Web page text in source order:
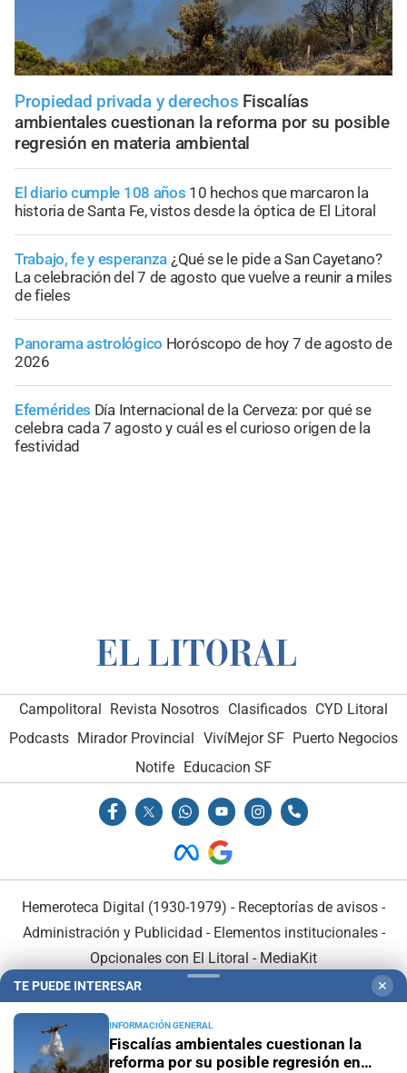
Propiedad privada y derechos Fiscalías
ambientales cuestionan la reforma por su posible
regresión en materia ambiental
El diario cumple 108 años 10 hechos que marcaron la
historia de Santa Fe, vistos desde la óptica de El Litoral
Trabajo, fe y esperanza ¿Qué se le pide a San Cayetano?
La celebración del 7 de agosto que vuelve a reunir a miles
de fieles
Panorama astrológico Horóscopo de hoy 7 de agosto de
2026
Efemérides Día Internacional de la Cerveza: por qué se
celebra cada 7 agosto y cuál es el curioso origen de la
festividad
Campolitoral Revista Nosotros Clasificados CYD Litoral
Podcasts Mirador Provincial VivíMejor SF Puerto Negocios
Notife
Educacion SF
Hemeroteca Digital (1930-1979) - Receptorías de avisos -
Administración y Publicidad - Elementos institucionales-
Opcionales con El Litoral - MediaKit
TE PUEDE INTERESAR ✕
INFORMACIÓN GENERAL
Fiscalías ambientales cuestionan la
reforma por su posible regresión en